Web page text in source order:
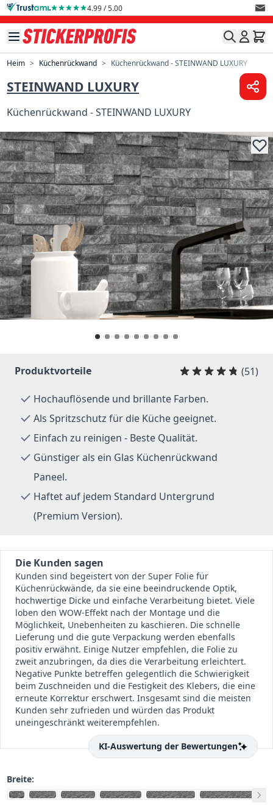
Direkt zum Inhalt 4.99 / 5.00
Heim > Küchenrückwand > Küchenrückwand - STEINWAND LUXURY
STEINWAND LUXURY
Küchenrückwand - STEINWAND LUXURY
Produktvorteile (51)
Hochauflösende und brillante Farben.
Als Spritzschutz für die Küche geeignet.
Einfach zu reinigen - Beste Qualität.
Günstiger als ein Glas Küchenrückwand
Paneel.
Haftet auf jedem Standard Untergrund
(Premium Version).
Die Kunden sagen
Kunden sind begeistert von der Super Folie für
Küchenrückwände, da sie eine beeindruckende Optik,
hochwertige Dicke und einfache Verarbeitung bietet. Viele
loben den WOW-Effekt nach der Montage und die
Möglichkeit, Unebenheiten zu kaschieren. Die schnelle
Lieferung und die gute Verpackung werden ebenfalls
positiv erwähnt. Einige Nutzer empfehlen, die Folie zu
zweit anzubringen, da dies die Verarbeitung erleichtert.
Negative Punkte betreffen gelegentlich die Schwierigkeit
beim Zuschneiden und die Festigkeit des Klebers, die eine
erneute Korrektur erschwert. Insgesamt sind die meisten
Kunden sehr zufrieden und würden das Produkt
uneingeschränkt weiterempfehlen.
KI-Auswertung der Bewertungen
Breite: